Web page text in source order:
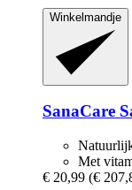
Winkelmandje
SanaCare
Met
€ 20,99 (€